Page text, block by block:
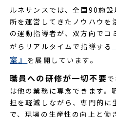
ルネサンスでは、全国90施
所を運営してきたノウハウを
の運動指導者が、双方向でコ
がらリアルタイムで指導する
室』 を展開しています。
職員への研修が一切不要
は他の業務に専念できます。
担を軽減しながら、専門的に
で、現場の生産性の向上と働